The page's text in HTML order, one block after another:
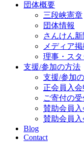
団体概要
三段峡憲章
団体情報
さんけん新
メディア
理事・ス
支援/参加の方法
支援/参加
正会員入
ご寄付の
賛助会員入
賛助会員入
Blog
Contact